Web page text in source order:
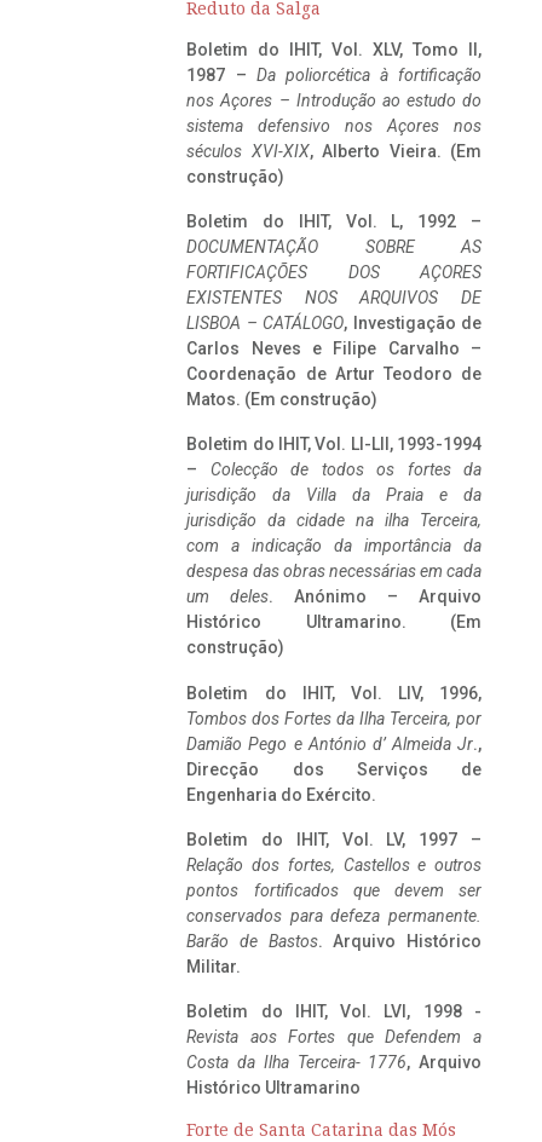
Reduto da Salga
Boletim do IHIT, Vol. XLV, Tomo II,
1987 – Da poliorcética à fortificação
nos Açores – Introdução ao estudo do
sistema defensivo nos Açores nos
séculos XVI-XIX, Alberto Vieira. (Em
construção)
Boletim do IHIT, Vol. L, 1992 –
DOCUMENTAÇÃO SOBRE AS
FORTIFICAÇÕES DOS AÇORES
EXISTENTES NOS ARQUIVOS DE
LISBOA – CATÁLOGO, Investigação de
Carlos Neves e Filipe Carvalho –
Coordenação de Artur Teodoro de
Matos. (Em construção)
Boletim do IHIT, Vol. LI-LII, 1993-1994
– Colecção de todos os fortes da
jurisdição da Villa da Praia e da
jurisdição da cidade na ilha Terceira,
com a indicação da importância da
despesa das obras necessárias em cada
um deles. Anónimo – Arquivo
Histórico Ultramarino. (Em
construção)
Boletim do IHIT, Vol. LIV, 1996,
Tombos dos Fortes da Ilha Terceira, por
Damião Pego e António d’ Almeida Jr.,
Direcção dos Serviços de
Engenharia do Exército.
Boletim do IHIT, Vol. LV, 1997 –
Relação dos fortes, Castellos e outros
pontos fortificados que devem ser
conservados para defeza permanente.
Barão de Bastos. Arquivo Histórico
Militar.
Boletim do IHIT, Vol. LVI, 1998 -
Revista aos Fortes que Defendem a
Costa da Ilha Terceira- 1776, Arquivo
Histórico Ultramarino
Forte de Santa Catarina das Mós